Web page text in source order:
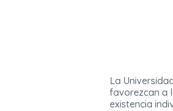
La
favorezcan a
existencia